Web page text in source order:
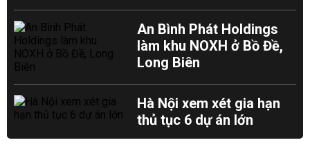
An Bình Phát Holdings
làm khu NOXH ở Bồ Đề,
Long Biên
Hà Nội xem xét gia hạn
thủ tục 6 dự án lớn